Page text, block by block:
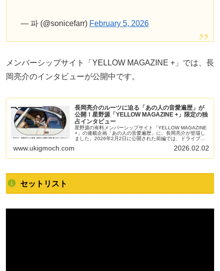
— 파 (@sonicefarr) February 5, 2026
メンバーシップサイト「YELLOW MAGAZINE +」では、長
岡亮介のインタビューが公開中です。
長岡亮介のルーツに迫る「あの人の音愛遍歴」が
公開！星野源「YELLOW MAGAZINE +」限定の独
占インタビュー
星野源の有料メンバーシップサイト「YELLOW MAGAZINE
+」の連載企画「あの人の音愛遍歴」に、長岡亮介が登場し
ました。2026年2月2日に公開された前編では、ドライブを
を独白。ギターを始めたきっかけや学生時代の思い出、そし
音楽的ルーツが詳細に語られています。
www.ukigmoch.com 2026.02.02
セットリスト